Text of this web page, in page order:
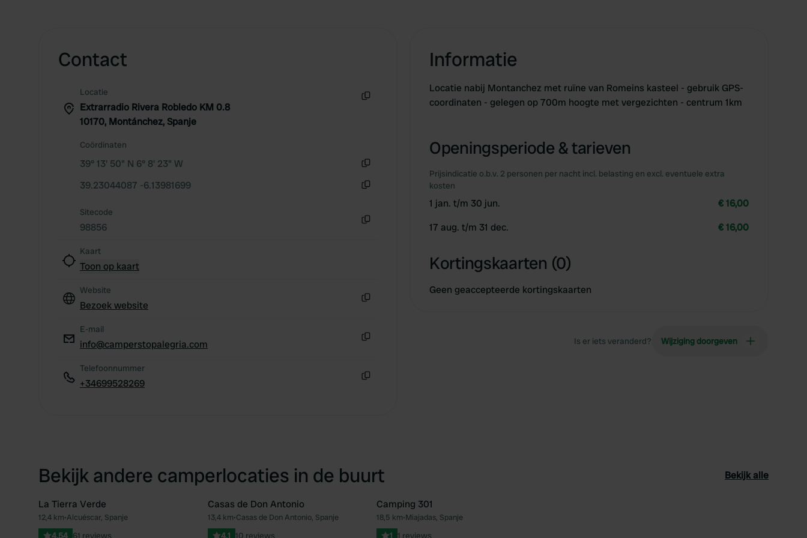
Contact
Locatie
Extrarradio Rivera Robledo KM 0.8
10170, Montánchez, Spanje
Coördinaten
39° 13' 50" N 6° 8' 23" W
39.23044087 -6.13981699
Sitecode
98856
Kaart
Toon op kaart
Website
Bezoek website
E-mail
info@camperstopalegria.com
Telefoonnummer
+34699528269
Informatie
Locatie nabij Montanchez met ruïne van Romeins kasteel - gebruik GPS-
coordinaten - gelegen op 700m hoogte met vergezichten - centrum 1km
Openingsperiode & tarieven
Prijsindicatie o.b.v. 2 personen per nacht incl. belasting en excl. eventuele extra
kosten
1 jan. t/m 30 jun.
€ 16,00
17 aug. t/m 31 dec.
€ 16,00
Kortingskaarten (0)
Geen geaccepteerde kortingskaarten
Is er iets veranderd? Wijziging doorgeven
Bekijk andere camperlocaties in de buurt Bekijk alle
Favoriet
La Tierra Verde
12,4 km•Alcuéscar, Spanje
4.54 61 reviews
Favoriet
Casas de Don Antonio
13,4 km•Casas de Don Antonio, Spanje
4.1 10 reviews
Camping 301
18,5 km•Miajadas, Spanje
1 1 reviews